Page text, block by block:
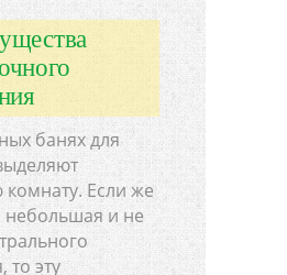
банях для
комнату. Если же
небольшая и не
то эту